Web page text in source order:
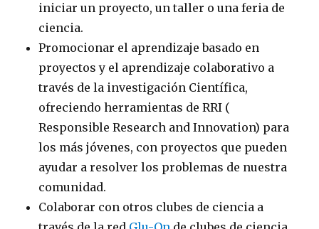
iniciar un proyecto, un taller o una feria de
ciencia.
Promocionar el aprendizaje basado en
proyectos y el aprendizaje colaborativo a
través de la investigación Científica,
ofreciendo herramientas de RRI (
Responsible Research and Innovation) para
los más jóvenes, con proyectos que pueden
ayudar a resolver los problemas de nuestra
comunidad.
Colaborar con otros clubes de ciencia a